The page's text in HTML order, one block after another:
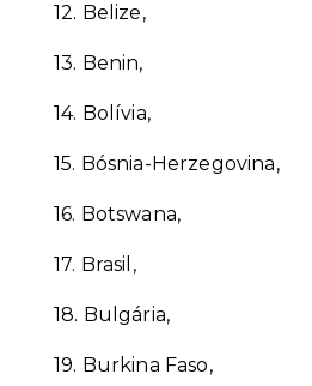
12. Belize,
13. Benin,
14. Bolívia,
15. Bósnia-Herzegovina,
16. Botswana,
17. Brasil,
18. Bulgária,
19. Burkina Faso,